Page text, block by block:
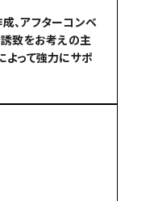
、アフターコンベ
誘致をお考えの主
よって強力にサポ